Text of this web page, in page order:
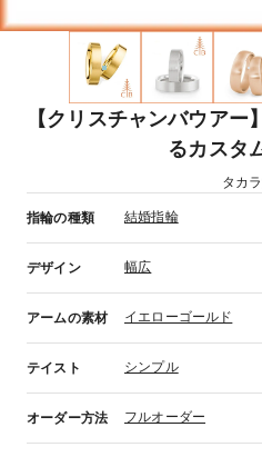
【クリスチャンバウア
るカスタ
タカ
指輪の種類 結婚指輪
デザイン 幅広
アームの素材 イエローゴールド
テイスト シンプル
オーダー方法 フルオーダー